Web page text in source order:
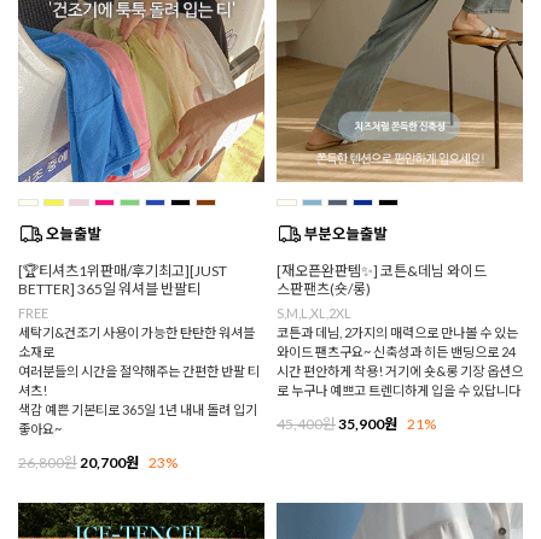
[🏆티셔츠1위판매/후기최고][JUST
BETTER] 365일 워셔블 반팔티
FREE
세탁기&건조기 사용이 가능한 탄탄한 워셔블
소재로
여러분들의 시간을 절약해주는 간편한 반팔 티
셔츠!
색감 예쁜 기본티로 365일 1년 내내 돌려 입기
좋아요~
26,800원 20,700원 23%
[재오픈완판템✨] 코튼&데님 와이드
스판팬츠(숏/롱)
S,M,L,XL,2XL
코튼과 데님, 2가지의 매력으로 만나볼 수 있는
와이드 팬츠구요~ 신축성과 히든 밴딩으로 24
시간 편안하게 착용! 거기에 숏&롱 기장 옵션으
로 누구나 예쁘고 트렌디하게 입을 수 있답니다
45,400원35,900원 21%